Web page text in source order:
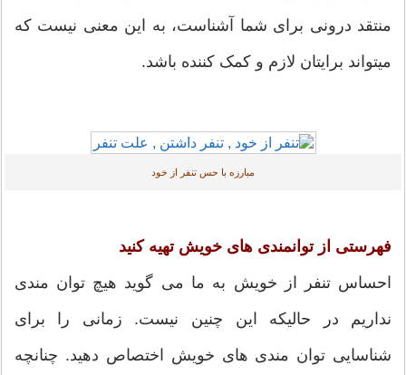
منتقد درونی برای شما آشناست، به این معنی نیست که
میتواند برایتان لازم و کمک کننده باشد.
مبارزه با حس تنفر از خود
فهرستی از توانمندی های خویش تهیه کنید
احساس تنفر از خویش به ما می گوید هیچ توان مندی
نداریم در حالیکه این چنین نیست. زمانی را برای
شناسایی توان مندی های خویش اختصاص دهید. چنانچه